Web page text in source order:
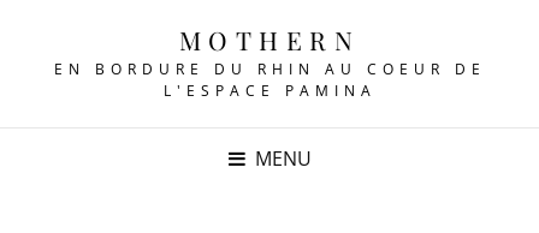
MOTHERN
EN BORDURE DU RHIN AU COEUR DE
L'ESPACE PAMINA
MENU